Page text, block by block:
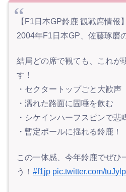
【F1日本GP鈴鹿 観戦席情報】
2004年F1日本GP、佐藤琢磨
結局どの席で観ても、これが
す！
・セクタートップごと大歓声
・濡れた路面に固唾を飲む
・シケインハーフスピンで悲
・暫定ポールに揺れる鈴鹿！
この一体感、今年鈴鹿でぜひ
う！ #f1jp pic.twitter.com/